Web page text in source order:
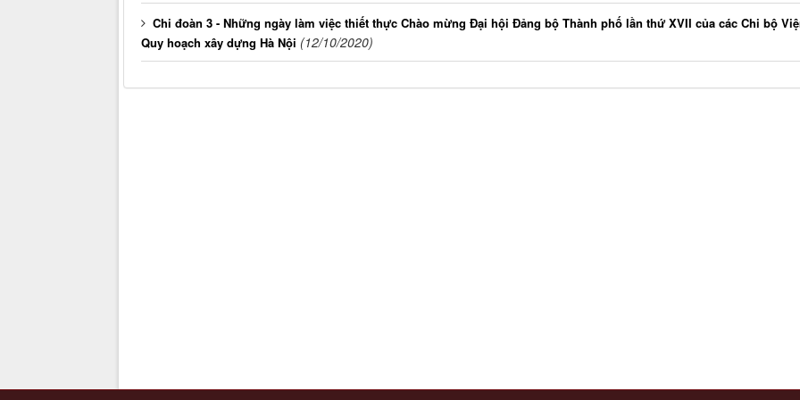
Chi đoàn 3 - Những ngày làm việc thiết thực Chào mừng Đại hội Đảng bộ Thành phố lần thứ XVII của các Chi bộ
Quy hoạch xây dựng Hà Nội (12/10/2020)